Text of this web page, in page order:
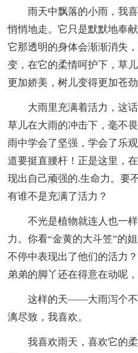
雨天中飘落的小雨，我喜
悄悄地走。它只是默默地奉
它那透明的身体会渐渐消失
变，在它的柔情呵护下，草
更加娇美，树儿变得更加苍
大雨里充满着活力，这话
草儿在大雨的冲击下，毫不
雨中学会了坚强，学会了乐
道要挺直腰杆！正是这里，
现出自己顽强的.生命力。要
有谁不是充满了活力？
不光是植物就连人也一样
力。你看“金黄的大斗笠”的
不停中表现出了他们的活力
弟弟的脚丫还在得意在动呢
这样的天——大雨泻个不
漓尽致，我喜欢。
我喜欢雨天，喜欢它的柔